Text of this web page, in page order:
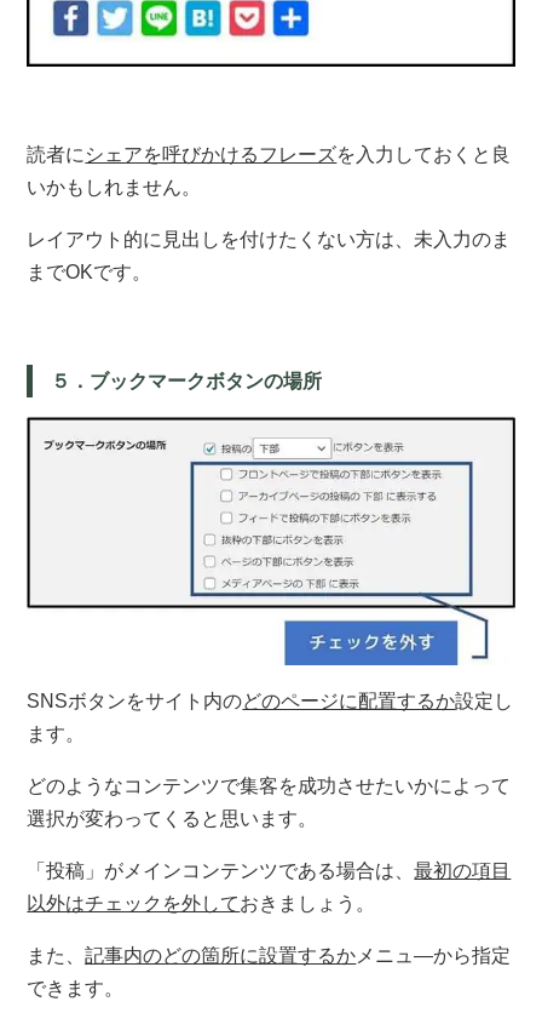
読者に シェアを呼びかけるフレーズを入力しておくと良
いかもしれません。
レイアウト的に見出しを付けたくない方は、未入力のま
までOKです。
５．ブックマークボタンの場所
SNSボタンをサイト内のどのページに配置するか設定し
ます。
どのようなコンテンツで集客を成功させたいかによって
選択が変わってくると思います。
「投稿」がメインコンテンツである場合は、最初の項目
以外はチェックを外しておきましょう。
また、記事内のどの箇所に設置するか メニュ―から指定
できます。